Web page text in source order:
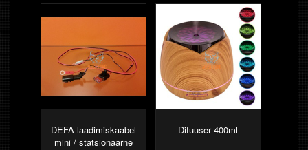
DEFA laadimiskaabel
mini / statsionaarne
Difuuser 400ml